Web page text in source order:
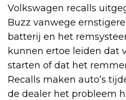
Volkswagen recalls
Buzz vanwege
batterij en het
kunnen ertoe leiden dat
starten of dat het
Recalls maken auto’s
de dealer het probleem